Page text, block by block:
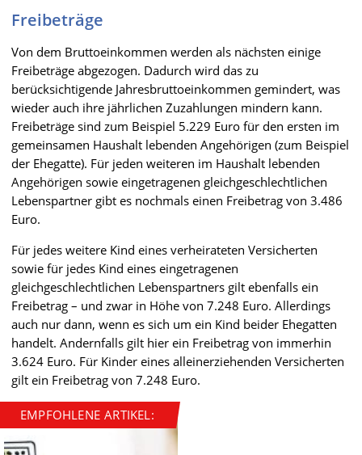
Freibeträge
Von dem Bruttoeinkommen werden als nächsten einige
Freibeträge abgezogen. Dadurch wird das zu
berücksichtigende Jahresbruttoeinkommen gemindert, was
wieder auch ihre jährlichen Zuzahlungen mindern kann.
Freibeträge sind zum Beispiel 5.229 Euro für den ersten im
gemeinsamen Haushalt lebenden Angehörigen (zum Beispiel
der Ehegatte). Für jeden weiteren im Haushalt lebenden
Angehörigen sowie eingetragenen gleichgeschlechtlichen
Lebenspartner gibt es nochmals einen Freibetrag von 3.486
Euro.
Für jedes weitere Kind eines verheirateten Versicherten
sowie für jedes Kind eines eingetragenen
gleichgeschlechtlichen Lebenspartners gilt ebenfalls ein
Freibetrag – und zwar in Höhe von 7.248 Euro. Allerdings
auch nur dann, wenn es sich um ein Kind beider Ehegatten
handelt. Andernfalls gilt hier ein Freibetrag von immerhin
3.624 Euro. Für Kinder eines alleinerziehenden Versicherten
gilt ein Freibetrag von 7.248 Euro.
EMPFOHLENE ARTIKEL: